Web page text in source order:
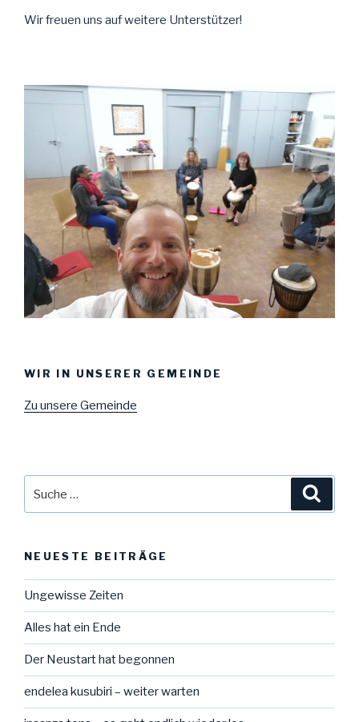
Wir freuen uns auf weitere Unterstützer!
WIR IN UNSERER GEMEINDE
Zu unsere Gemeinde
nach:
NEUESTE BEITRÄGE
Ungewisse Zeiten
Alles hat ein Ende
Der Neustart hat begonnen
endelea kusubiri – weiter warten